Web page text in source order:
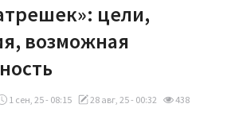
цели,
возможная
1 сен, 25 - 08:15 28 авг, 25 - 00:32 438